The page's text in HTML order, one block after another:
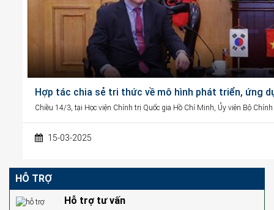
Hợp tác chia sẻ tri thức về mô hình phát triển, ứng
Chiều 14/3, tại Học viện Chính trị Quốc gia Hồ Chí Minh, Ủy viên Bộ
15-03-2025
HỖ TRỢ
Hỗ trợ tư vấn